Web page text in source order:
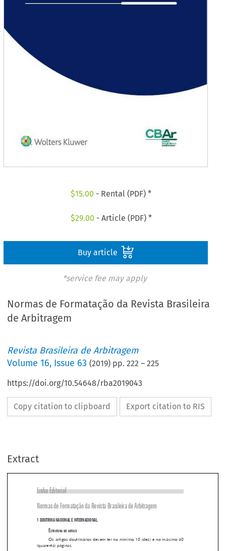
$15.00 - Rental (PDF) *
$29.00 - Article (PDF) *
Buy article
*service fee may apply
Normas de Formatação da Revista Brasileira
de Arbitragem
Revista Brasileira de Arbitragem
Volume16, Issue 63 (2019) pp.222 –225
https://doi.org/10.54648/rba2019043
Copy citation to clipboard Export citation to RIS
Extract



   


Linha Editorial
(quarenta) páginas.
equênciA de ApresentAção de cAdA doutrinA